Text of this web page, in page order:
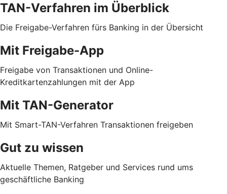
TAN-Verfahren im Überblick
Die Freigabe-Verfahren fürs Banking in der Übersicht
Mit Freigabe-App
Freigabe von Transaktionen und Online-
Kreditkartenzahlungen mit der App
Mit TAN-Generator
Mit Smart-TAN-Verfahren Transaktionen freigeben
Gut zu wissen
Aktuelle Themen, Ratgeber und Services rund ums
geschäftliche Banking